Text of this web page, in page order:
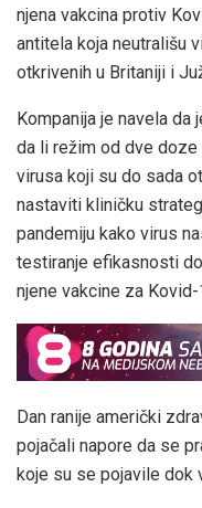
njena vakcina protiv
antitela koja neutrališu
otkrivenih u Britaniji i
Kompanija je navela
da li režim od dve
virusa koji su do sada
nastaviti kliničku
pandemiju kako virus
testiranje efikasnosti
njene vakcine za Kovid-
Dan ranije američki
pojačali napore da se
koje su se pojavile dok